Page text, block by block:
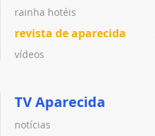
rainha hotéis
revista de aparecida
vídeos
TV Aparecida
notícias